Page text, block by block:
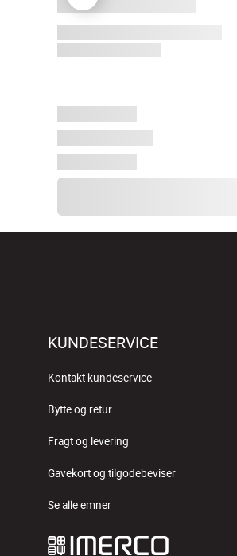
KUNDESERVICE
Kontakt kundeservice
Bytte og retur
Fragt og levering
Gavekort og tilgodebeviser
Se alle emner